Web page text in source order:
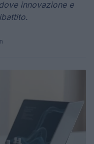
innovazione e